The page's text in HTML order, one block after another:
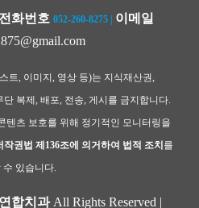
전화번호 052-260-8275
이메일
트, 이미지, 영상 등)는 지식재산권,
복제, 배포, 전송, 게시를 금지합니다.
텐츠 보호를 위해 정기적인 모니터링을
작권법 제136조에 의거하여 법적 조치 를
수 있습니다.
합치과All Rights Reserved |